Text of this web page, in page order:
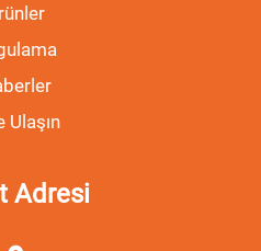
Ulaşın
Adresi